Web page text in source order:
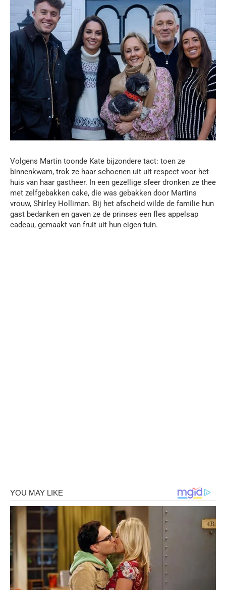
Volgens Martin toonde Kate bijzondere tact: toen ze
binnenkwam, trok ze haar schoenen uit uit respect voor het
huis van haar gastheer. In een gezellige sfeer dronken ze thee
met zelfgebakken cake, die was gebakken door Martins
vrouw, Shirley Holliman. Bij het afscheid wilde de familie hun
gast bedanken en gaven ze de prinses een fles appelsap
cadeau, gemaakt van fruit uit hun eigen tuin.